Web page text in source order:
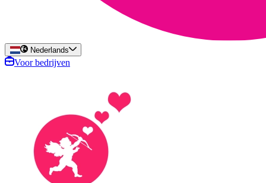
Nederlands
Voor bedrijven